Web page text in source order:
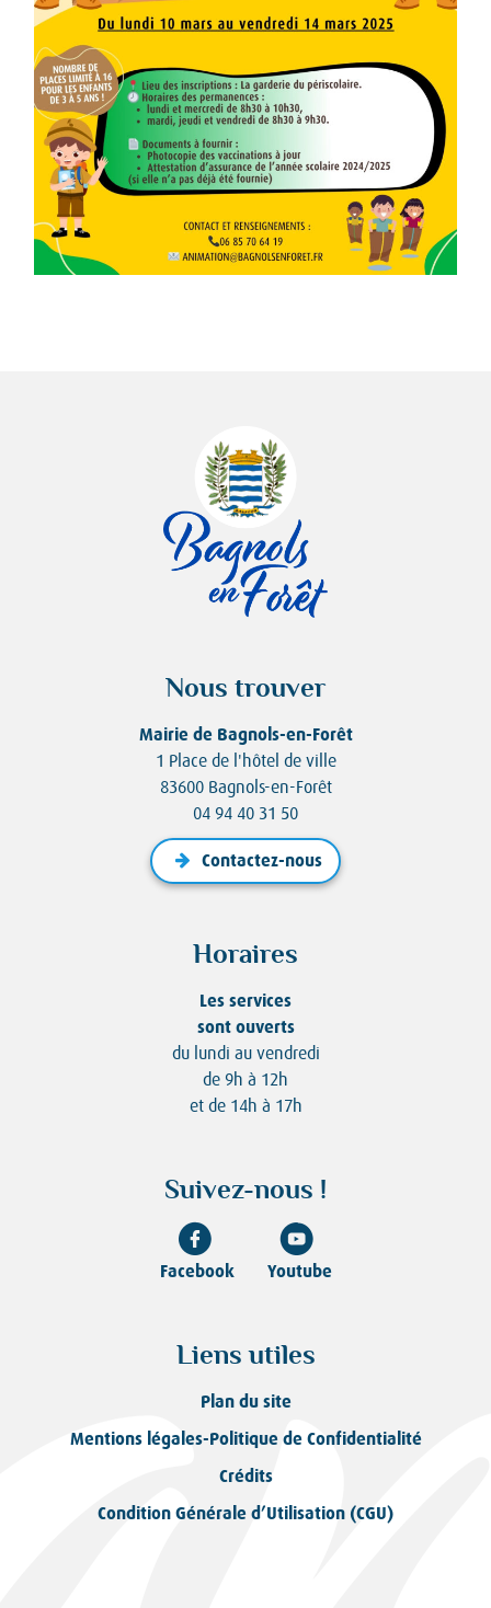
Nous trouver
Mairie de Bagnols-en-Forêt
1 Place de l'hôtel de ville
83600 Bagnols-en-Forêt
04 94 40 31 50
Contactez-nous
Horaires
Les services
sont ouverts
du lundi au vendredi
de 9h à 12h
et de 14h à 17h
Suivez-nous !
Facebook Youtube
Liens utiles
Plan du site
Mentions légales-Politique de Confidentialité
Crédits
Condition Générale d’Utilisation (CGU)